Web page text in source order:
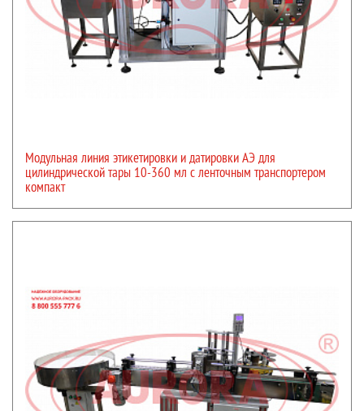
Модульная линия этикетировки и датировки АЭ для
цилиндрической тары 10-360 мл с ленточным транспортером
компакт